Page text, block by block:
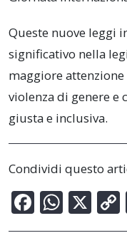
Queste nuove leggi
significativo nella
maggiore
violenza di genere e
giusta e inclusiva.
Condividi questo
F
ac
W
h
X